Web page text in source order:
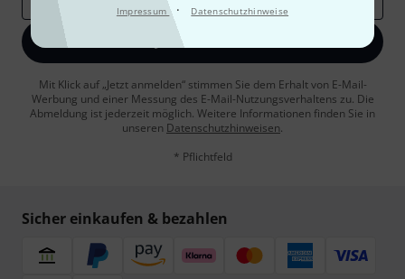
Impressum · Datenschutzhinweise
Jetzt anmelden
Mit Klick auf „Jetzt anmelden“ stimmen Sie dem Erhalt von E-Mail-
Werbung und einer Messung des E-Mail-Nutzungsverhaltens zu. Die
Abmeldung ist jederzeit möglich. Weitere Informationen finden Sie in
unseren Datenschutzhinweisen.
* Pflichtfeld
Sicher einkaufen & bezahlen